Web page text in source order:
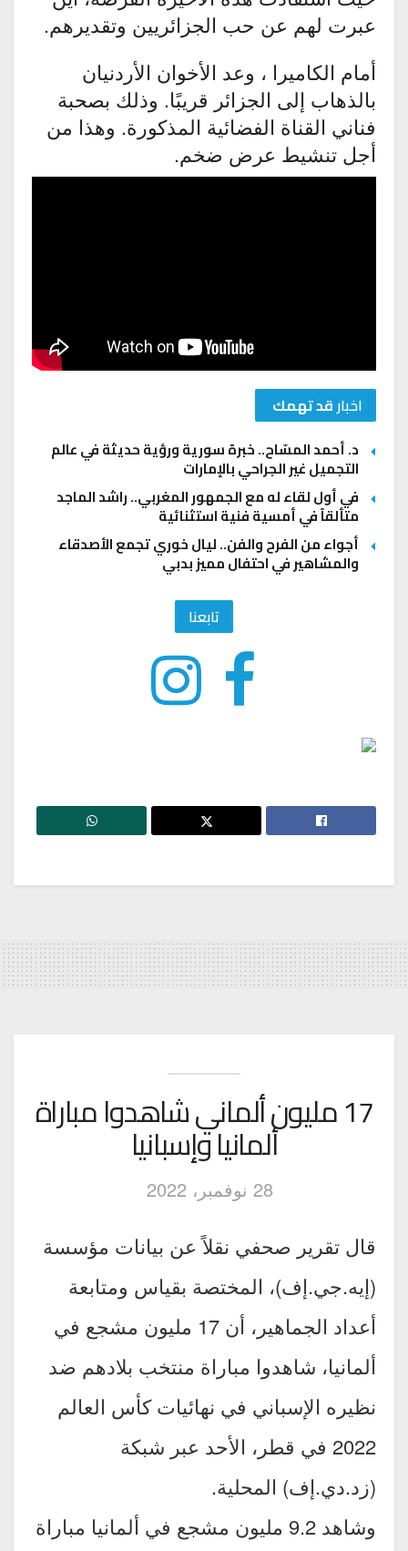
عبرت لهم عن حب الجزائريين وتقديرهم.
أمام الكاميرا ، وعد الأخوان الأردنيان
بالذهاب إلى الجزائر قريبًا. وذلك بصحبة
فناني القناة الفضائية المذكورة. وهذا من
أجل تنشيط عرض ضخم.
اخبارقد تهمك
د. أحمد المسّاح.. خبرة سورية ورؤية حديثة في عالم
التجميل غير الجراحي بالإمارات
في أول لقاء له مع الجمهور المغربي.. راشد الماجد
متألقاً في أمسية فنية استثنائية
أجواء من الفرح والفن.. ليال خوري تجمع الأصدقاء
والمشاهير في احتفال مميز بدبي
تابعنا
17 مليون ألماني شاهدوا مباراة
ألمانيا وإسبانيا
28 نوفمبر، 2022
قال تقرير صحفي نقلاً عن بيانات مؤسسة
(إيه.جي.إف)، المختصة بقياس ومتابعة
أعداد الجماهير، أن 17 مليون مشجع في
ألمانيا، شاهدوا مباراة منتخب بلادهم ضد
نظيره الإسباني في نهائيات كأس العالم
2022 في قطر، الأحد عبر شبكة
(زد.دي.إف) المحلية.
وشاهد 9.2 مليون مشجع في ألمانيا مباراة